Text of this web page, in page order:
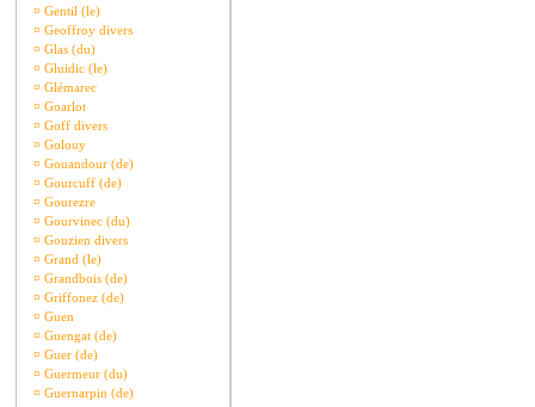
¤ Gentil (le)
¤ Geoffroy divers
¤ Glas (du)
¤ Gluidic (le)
¤ Glémarec
¤ Goarlot
¤ Goff divers
¤ Golouy
¤ Gouandour (de)
¤ Gourcuff (de)
¤ Gourezre
¤ Gourvinec (du)
¤ Gouzien divers
¤ Grand (le)
¤ Grandbois (de)
¤ Griffonez (de)
¤ Guen
¤ Guengat (de)
¤ Guer (de)
¤ Guermeur (du)
¤ Guernarpin (de)